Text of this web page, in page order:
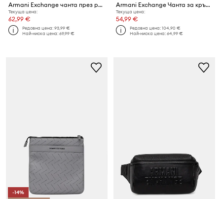
Armani Exchange чанта през рамо мъжка от имитация на кожа
Текуща цена:
62,99 €
Редовна цена:93,99 €
Най-ниска цена:69,99 €
Armani Exchange Чанта за кръста мъжка
Текуща цена:
54,99 €
Редовна цена:104,90 €
Най-ниска цена:64,99 €
-14%